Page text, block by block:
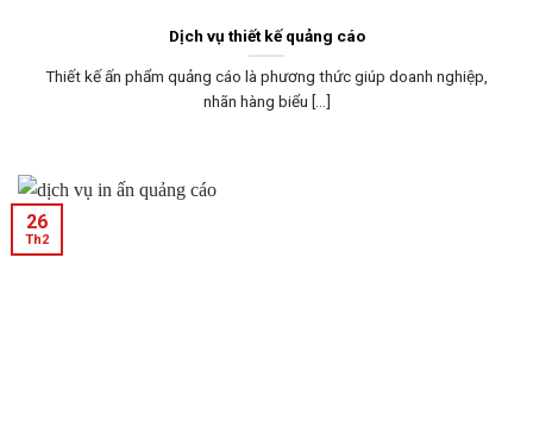
Dịch vụ thiết kế quảng cáo
Thiết kế ấn phẩm quảng cáo là phương thức giúp doanh nghiệp,
nhãn hàng biểu [...]
26
Th2